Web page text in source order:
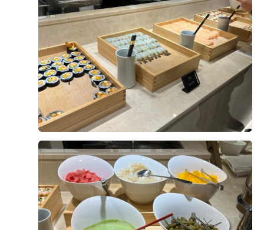
다고 했던게 기억이 나요! 하나하나 다 찍지 못했지만 다 못
찍은게 이정도에요! 종류도 많고 맛도 이정도면 맛있다고
생각이 들더라구요!! 면종류도 있고 죽, 빵 등등 많았습니
다. 그리고 갈비랑 양갈비가 맛있었어요!! 웨딩홀 단톡방에
서도 다들 맛있다고 하는데 맛있더라구요! 지금 돌이켜보
니 본식날에는 뭔가 많이 못먹어요!​ 그래서 시식날 꼬옥 많
이 드세요! 저도 시식때 많이 주셨다고 생각했는데 (사실
본식때 더 먹어야지 했는데) 시간이슈도 있고 먹는게 쉽지
않더라구요! 먹고 있으면 돌아가시는 하객분들 인사드려야
적으로 만족했어요! 다만 아쉬운점이 과일이 좀 얼어있었
던 점..? 안그래도 마지막에 설문조사 받으시는데 과일이
아쉬웠다고 피드백했어요!​ 다행히 본식을 치르고 난 지금
회사분들에게 밥 맛있었고 주차도 편했다는 칭찬을 많이
받았습니다! 💕​ 주차도 밥도 홀도 너무 예쁜 DMC타워웨딩
의 시식후기였습니다!
+5
첫번째로 선택하게 된 계기는 저희 둘다 생활권이 서울이
기에 위치상으로 지방에서 오시는 하객분들도 접근성이 가
까울것, 넓고 층고높은 밝은홀을 선호, 식사와 주차도 하객
분들이 충분히 만족할만 할 것 등등 이런 욕심많은 조건들
을 기준으로 투어를 다니던 와중에 상암,디지털미디어시티
역과 이어진 DMC타워 웨딩홀을 알고 계약을 진행하게 되
었습니다! ​위 사진에서 보시다시피 층고도 엄청 넓고 홀도
240명가량 입장이 가능한 넓은홀을 보유하였다보니 저희
더 보기
후기가 도움이 되었나요? 0